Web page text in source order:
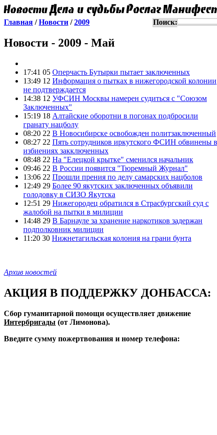
Главная /Новости /2009 Поиск:
Новости - 2009 - Май
17:41 05 Оперчасть Бутырки пытает заключенных
13:49 12 Информация о пытках в нижегородской колонии
не подтверждается
14:38 12 УФСИН Москвы намерен судиться с "Союзом
Заключенных"
15:19 18 Алтайские оборотни в погонах подбросили
гранату нацболу
08:20 22 В Новосибирске освобожден политзаключенный
08:27 22 Пять сотрудников иркутского ФСИН обвинены в
избиениях закключенных
08:48 22 На "Елецкой крытке" сменился начальник
09:46 22 В России появится "Тюремный Журнал"
13:06 22 Прошли прения по делу самарских нацболов
12:49 29 Более 90 якутских заключенных объявили
голодовку в СИЗО Якутска
12:51 29 Нижегородец обратился в Страсбургский суд с
жалобой на пытки в милиции
14:48 29 В Барнауле за хранение наркотиков задержан
подполковник милиции
11:20 30 Нижнетагильская колония на грани бунта
Архив новостей
АКЦИЯ В ПОДДЕРЖКУ ДОНБАССА:
Сбор гуманитарной помощи осуществляет движение
Интербригады (от Лимонова).
Введите сумму пожертвования и номер телефона: